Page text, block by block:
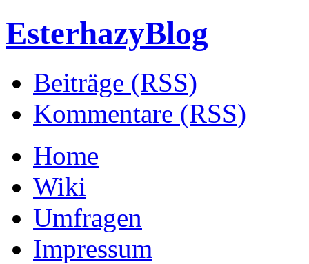
EsterhazyBlog
Beiträge (RSS)
Kommentare (RSS)
Home
Wiki
Umfragen
Impressum